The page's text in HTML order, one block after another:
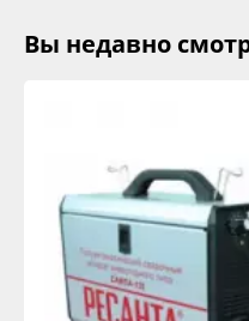
Вы недавно